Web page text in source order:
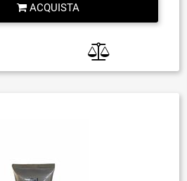
ACQUISTA